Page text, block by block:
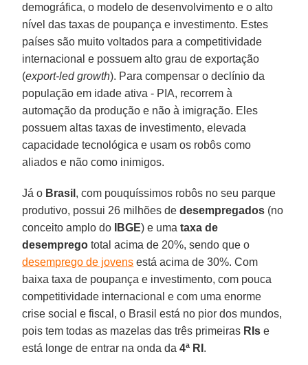
demográfica, o modelo de desenvolvimento e o alto
nível das taxas de poupança e investimento. Estes
países são muito voltados para a competitividade
internacional e possuem alto grau de exportação
(export-led growth). Para compensar o declínio da
população em idade ativa - PIA, recorrem à
automação da produção e não à imigração. Eles
possuem altas taxas de investimento, elevada
capacidade tecnológica e usam os robôs como
aliados e não como inimigos.
Já o Brasil , com pouquíssimos robôs no seu parque
produtivo, possui 26 milhões dedesempregados (no
conceito amplo do
IBGE) e umataxa de
desemprego total acima de 20%, sendo que o
desemprego de jovens está acima de 30%. Com
baixa taxa de poupança e investimento, com pouca
competitividade internacional e com uma enorme
crise social e fiscal, o Brasil está no pior dos mundos,
pois tem todas as mazelas das três primeiras RIs e
está longe de entrar na onda da4ª RI .